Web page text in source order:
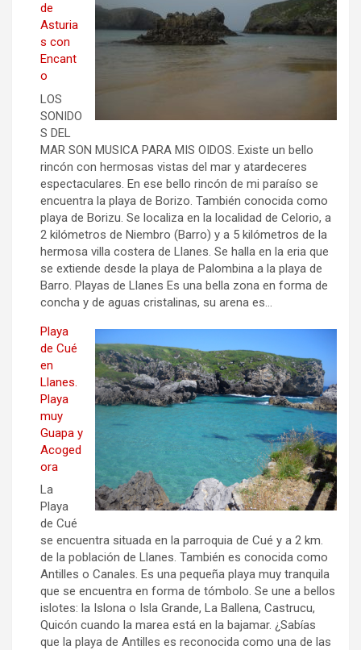
de
Asturia
s con
Encant
o
LOS
SONIDO
S DEL
MAR SON MUSICA PARA MIS OIDOS. Existe un bello
rincón con hermosas vistas del mar y atardeceres
espectaculares. En ese bello rincón de mi paraíso se
encuentra la playa de Borizo. También conocida como
playa de Borizu. Se localiza en la localidad de Celorio, a
2 kilómetros de Niembro (Barro) y a 5 kilómetros de la
hermosa villa costera de Llanes. Se halla en la eria que
se extiende desde la playa de Palombina a la playa de
Barro. Playas de Llanes Es una bella zona en forma de
concha y de aguas cristalinas, su arena es…
Playa
de Cué
en
Llanes.
Playa
muy
Guapa y
Acoged
ora
La
Playa
de Cué
se encuentra situada en la parroquia de Cué y a 2 km.
de la población de Llanes. También es conocida como
Antilles o Canales. Es una pequeña playa muy tranquila
que se encuentra en forma de tómbolo. Se une a bellos
islotes: la Islona o Isla Grande, La Ballena, Castrucu,
Quicón cuando la marea está en la bajamar. ¿Sabías
que la playa de Antilles es reconocida como una de las